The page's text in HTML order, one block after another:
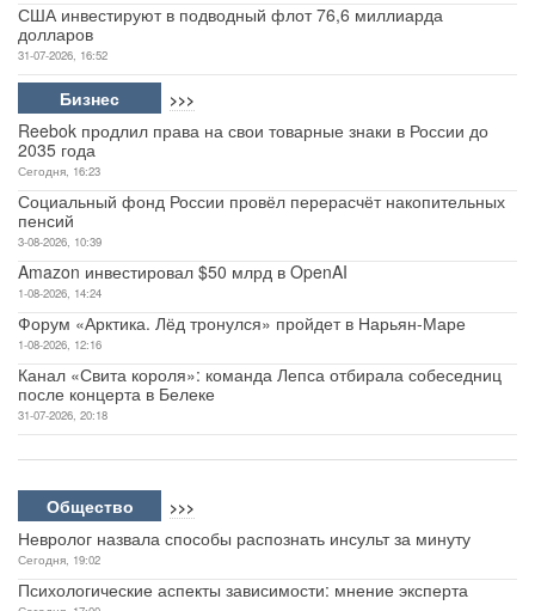
США инвестируют в подводный флот 76,6 миллиарда
долларов
31-07-2026, 16:52
Бизнес >>>
Reebok продлил права на свои товарные знаки в России до
2035 года
Сегодня, 16:23
Социальный фонд России провёл перерасчёт накопительных
пенсий
3-08-2026, 10:39
Amazon инвестировал $50 млрд в OpenAI
1-08-2026, 14:24
Форум «Арктика. Лёд тронулся» пройдет в Нарьян-Маре
1-08-2026, 12:16
Канал «Свита короля»: команда Лепса отбирала собеседниц
после концерта в Белеке
31-07-2026, 20:18
Общество >>>
Невролог назвала способы распознать инсульт за минуту
Сегодня, 19:02
Психологические аспекты зависимости: мнение эксперта